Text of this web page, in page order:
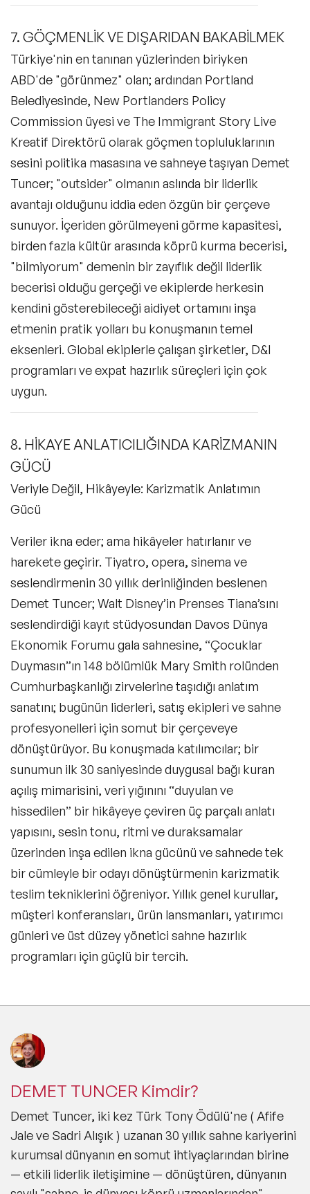
7. GÖÇMENLİK VE DIŞARIDAN BAKABİLMEK
Türkiye'nin en tanınan yüzlerinden biriyken
ABD'de "görünmez" olan; ardından Portland
Belediyesinde, New Portlanders Policy
Commission üyesi ve The Immigrant Story Live
Kreatif Direktörü olarak göçmen topluluklarının
sesini politika masasına ve sahneye taşıyan Demet
Tuncer; "outsider" olmanın aslında bir liderlik
avantajı olduğunu iddia eden özgün bir çerçeve
sunuyor. İçeriden görülmeyeni görme kapasitesi,
birden fazla kültür arasında köprü kurma becerisi,
"bilmiyorum" demenin bir zayıflık değil liderlik
becerisi olduğu gerçeği ve ekiplerde herkesin
kendini gösterebileceği aidiyet ortamını inşa
etmenin pratik yolları bu konuşmanın temel
eksenleri. Global ekiplerle çalışan şirketler, D&I
programları ve expat hazırlık süreçleri için çok
uygun.
8. HİKAYE ANLATICILIĞINDA KARİZMANIN
GÜCÜ
Veriyle Değil, Hikâyeyle: Karizmatik Anlatımın
Gücü
Veriler ikna eder; ama hikâyeler hatırlanır ve
harekete geçirir. Tiyatro, opera, sinema ve
seslendirmenin 30 yıllık derinliğinden beslenen
Demet Tuncer; Walt Disney’in Prenses Tiana’sını
seslendirdiği kayıt stüdyosundan Davos Dünya
Ekonomik Forumu gala sahnesine, “Çocuklar
Duymasın”ın 148 bölümlük Mary Smith rolünden
Cumhurbaşkanlığı zirvelerine taşıdığı anlatım
sanatını; bugünün liderleri, satış ekipleri ve sahne
profesyonelleri için somut bir çerçeveye
dönüştürüyor. Bu konuşmada katılımcılar; bir
sunumun ilk 30 saniyesinde duygusal bağı kuran
açılış mimarisini, veri yığınını “duyulan ve
hissedilen” bir hikâyeye çeviren üç parçalı anlatı
yapısını, sesin tonu, ritmi ve duraksamalar
üzerinden inşa edilen ikna gücünü ve sahnede tek
bir cümleyle bir odayı dönüştürmenin karizmatik
teslim tekniklerini öğreniyor. Yıllık genel kurullar,
müşteri konferansları, ürün lansmanları, yatırımcı
günleri ve üst düzey yönetici sahne hazırlık
programları için güçlü bir tercih.
DEMET TUNCER Kimdir?
Demet Tuncer, iki kez Türk Tony Ödülü'ne ( Afife
Jale ve Sadri Alışık ) uzanan 30 yıllık sahne kariyerini
kurumsal dünyanın en somut ihtiyaçlarından birine
— etkili liderlik iletişimine — dönüştüren, dünyanın